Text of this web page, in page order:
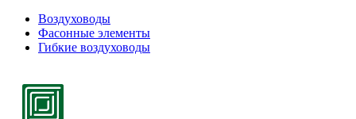
Воздуховоды
Фасонные элементы
Гибкие воздуховоды